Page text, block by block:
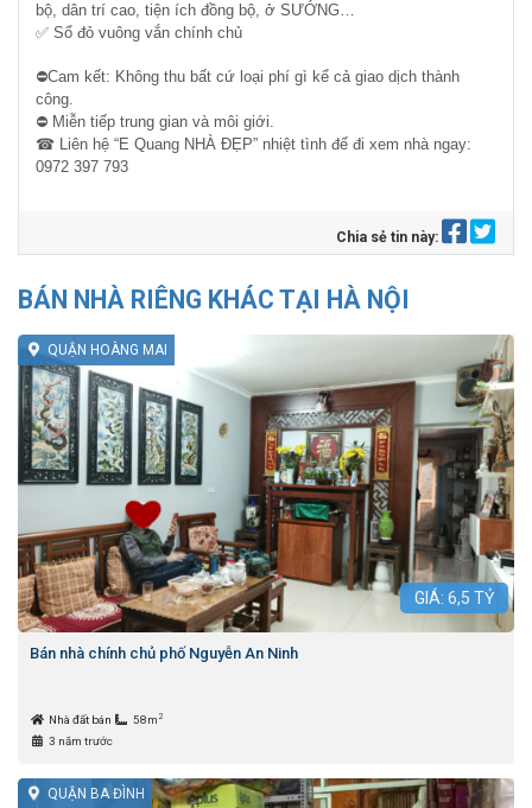
bộ, dân trí cao, tiện ích đồng bộ, ở SƯỚNG…
✅ Sổ đỏ vuông vắn chính chủ
⛔Cam kết: Không thu bất cứ loại phí gì kể cả giao dịch thành
công.
⛔ Miễn tiếp trung gian và môi giới.
☎ Liên hệ “E Quang NHÀ ĐẸP” nhiệt tình để đi xem nhà ngay:
0972 397 793
Chia sẻ tin này:
BÁN NHÀ RIÊNG KHÁC TẠI HÀ NỘI
QUẬN HOÀNG MAI
GIÁ: 6,5 TỶ
Bán nhà chính chủ phố Nguyễn An Ninh
Nhà đất bán 58m 2
3 năm trước
QUẬN BA ĐÌNH